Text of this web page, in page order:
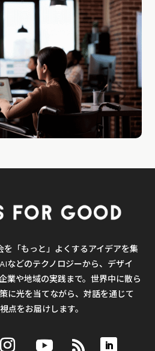
を「もっと」よくするアイデアを集
などのテクノロジーから、デザイ
業や地域の実践まで。世界中に散ら
に光を当てながら、対話を通じて
点をお届けします。